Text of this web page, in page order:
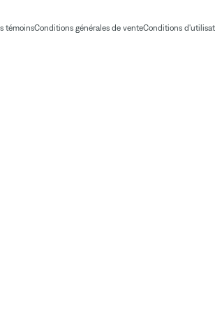
témoinsConditions générales de venteConditions